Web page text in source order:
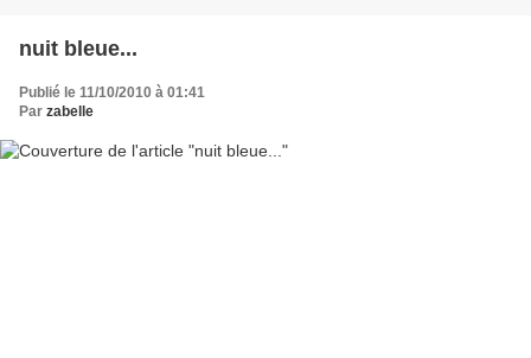
nuit bleue...
Publié le 11/10/2010 à 01:41
Par zabelle